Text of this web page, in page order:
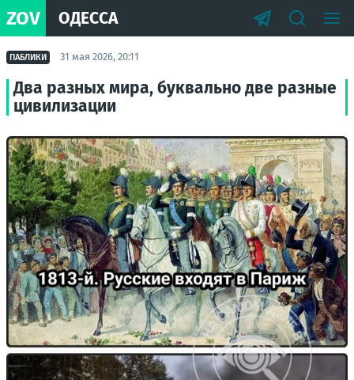
ZOV ОДЕССА
ПАБЛИКИ 31 мая 2026, 20:11
Два разных мира, буквально две разные
цивилизации